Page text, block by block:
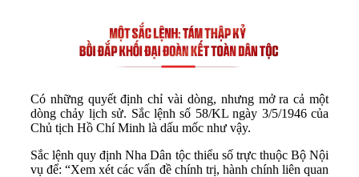
Có những quyết định chỉ vài dòng, nhưng mở ra cả một
dòng chảy lịch sử. Sắc lệnh số 58/KL ngày 3/5/1946 của
Chủ tịch Hồ Chí Minh là dấu mốc như vậy.
Sắc lệnh quy định Nha Dân tộc thiểu số trực thuộc Bộ Nội
vụ để: “Xem xét các vấn đề chính trị, hành chính liên quan